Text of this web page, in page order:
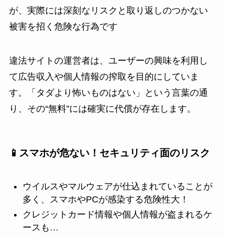
が、実際には深刻なリスクと取り返しのつかない
被害を招く危険な行為です
違法サイトの運営者は、ユーザーの興味を利用し
て広告収入や個人情報の搾取を目的にしていま
す。「タダより怖いものはない」という言葉の通
り、その“無料”には確実に代償が存在します。
📱スマホが危ない！セキュリティ面のリスク
ウイルスやマルウェアが仕込まれていることが
多く、スマホやPCが感染する危険性大！
クレジットカード情報や個人情報が盗まれるケ
ースも…